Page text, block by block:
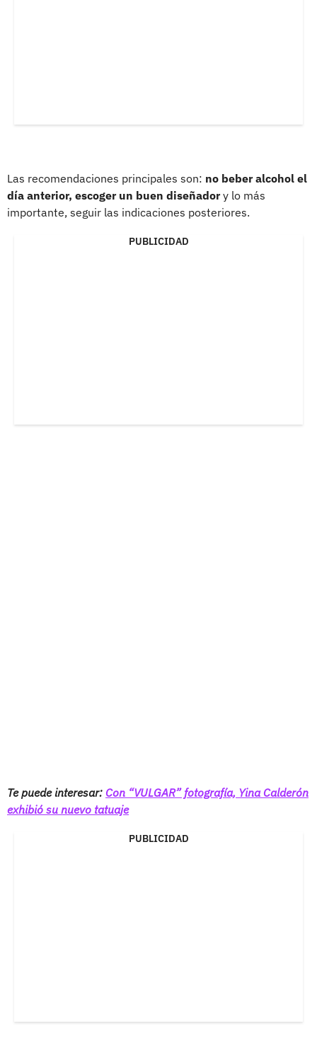
Las recomendaciones principales son: no beber alcohol el
día anterior, escoger un buen diseñadory lo más
importante, seguir las indicaciones posteriores.
PUBLICIDAD
Te puede interesar: Con “VULGAR” fotografía, Yina Calderón
exhibió su nuevo tatuaje
PUBLICIDAD